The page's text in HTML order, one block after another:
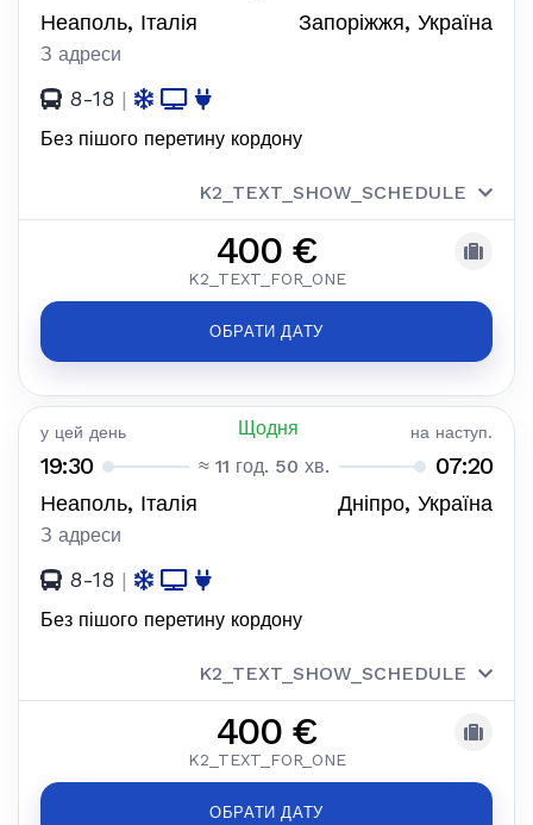
Неаполь, Італія Запоріжжя, Україна
З адреси
8-18 |
Без пішого перетину кордону
K2_TEXT_SHOW_SCHEDULE
400 €
K2_TEXT_FOR_ONE
ОБРАТИ ДАТУ
у цей день Щодня на наступ.
19:30 ≈ 11 год. 50 хв. 07:20
Неаполь, Італія Дніпро, Україна
З адреси
8-18 |
Без пішого перетину кордону
K2_TEXT_SHOW_SCHEDULE
400 €
K2_TEXT_FOR_ONE
ОБРАТИ ДАТУ